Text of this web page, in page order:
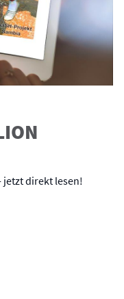
jetzt direkt lesen!